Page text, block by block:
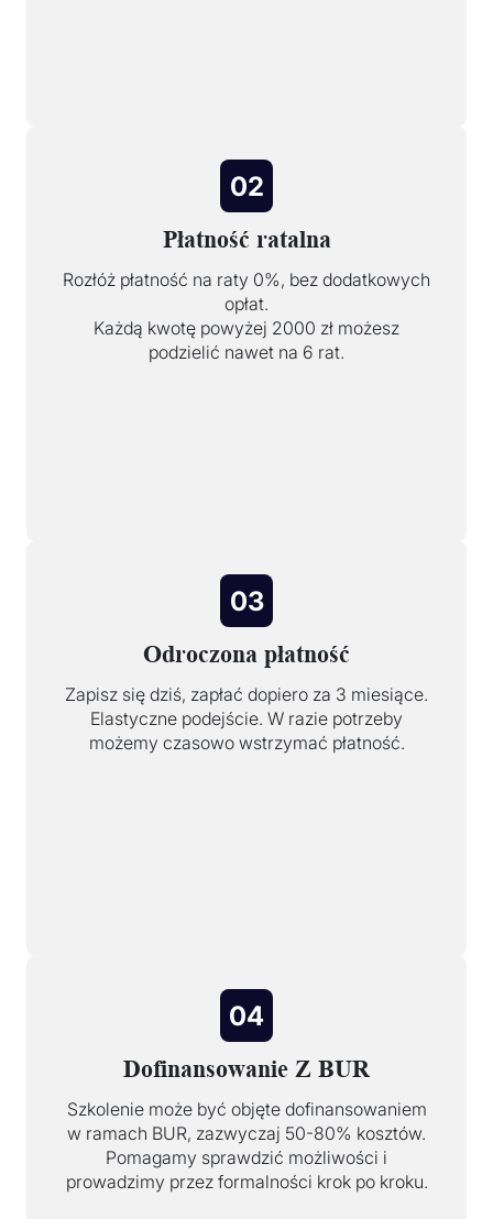
02
Płatność ratalna
Rozłóż płatność na raty 0%, bez dodatkowych
opłat.
Każdą kwotę powyżej 2000 zł możesz
podzielić nawet na 6 rat.
03
Odroczona płatność
Zapisz się dziś, zapłać dopiero za 3 miesiące.
Elastyczne podejście. W razie potrzeby
możemy czasowo wstrzymać płatność.
04
Dofinansowanie Z BUR
Szkolenie może być objęte dofinansowaniem
w ramach BUR, zazwyczaj 50-80% kosztów.
Pomagamy sprawdzić możliwości i
prowadzimy przez formalności krok po kroku.